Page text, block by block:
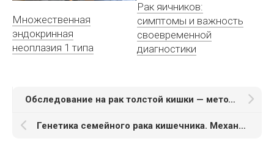
Множественная
эндокринная
неоплазия 1 типа
Рак яичников:
симптомы и важность
своевременной
диагностики
Обследование на рак толстой кишки — методы скрининга
Генетика семейного рака кишечника. Механизмы развития